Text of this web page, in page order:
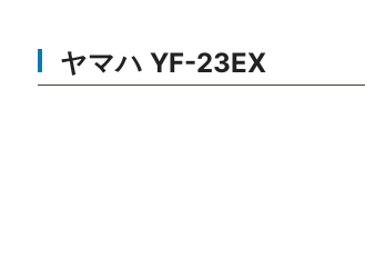
ヤマハ YF-23EX